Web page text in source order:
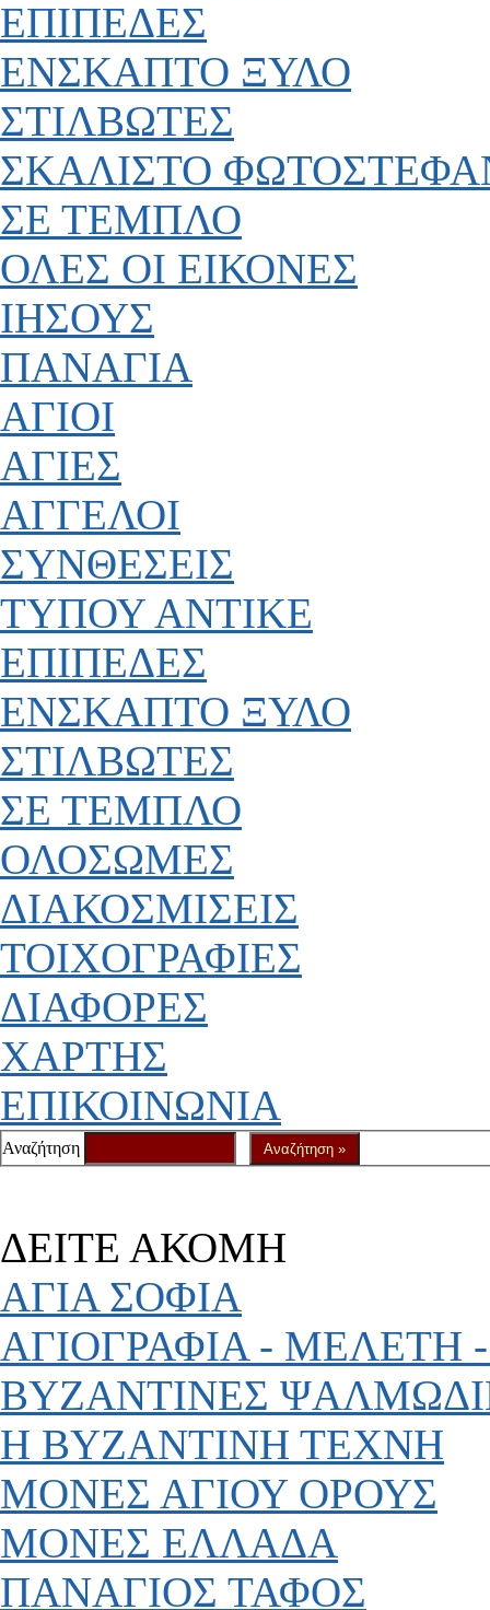
ΕΠΙΠΕΔΕΣ
ΕΝΣΚΑΠΤΟ ΞΥΛΟ
ΣΤΙΛΒΩΤΕΣ
ΣΚΑΛΙΣΤΟ
ΣΕ ΤΕΜΠΛΟ
ΟΛΕΣ ΟΙ ΕΙΚΟΝΕΣ
ΙΗΣΟΥΣ
ΠΑΝΑΓΙΑ
ΑΓΙΟΙ
ΑΓΙΕΣ
ΑΓΓΕΛΟΙ
ΣΥΝΘΕΣΕΙΣ
ΤΥΠΟΥ ΑΝΤΙΚΕ
ΕΠΙΠΕΔΕΣ
ΕΝΣΚΑΠΤΟ ΞΥΛΟ
ΣΤΙΛΒΩΤΕΣ
ΣΕ ΤΕΜΠΛΟ
ΟΛΟΣΩΜΕΣ
ΔΙΑΚΟΣΜΙΣΕΙΣ
ΤΟΙΧΟΓΡΑΦΙΕΣ
ΔΙΑΦΟΡΕΣ
ΧΑΡΤΗΣ
ΕΠΙΚΟΙΝΩΝΙΑ
Αναζήτηση
ΔΕΙΤΕ ΑΚΟΜΗ
ΑΓΙΑ ΣΟΦΙΑ
ΑΓΙΟΓΡΑΦΙΑ - ΜΕΛΕΤΗ -
ΒΥΖΑΝΤΙΝΕΣ
Η ΒΥΖΑΝΤΙΝΗ ΤΕΧΝΗ
ΜΟΝΕΣ ΑΓΙΟΥ ΟΡΟΥΣ
ΜΟΝΕΣ ΕΛΛΑΔΑ
ΠΑΝΑΓΙΟΣ ΤΑΦΟΣ